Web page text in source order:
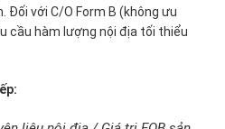
Đối với C/O Form B (không ưu
cầu hàm lượng nội địa tối thiểu